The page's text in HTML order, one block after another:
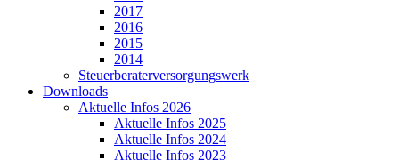
2017
2016
2015
2014
Steuerberaterversorgungswerk
Downloads
Aktuelle Infos 2026
Aktuelle Infos 2025
Aktuelle Infos 2024
Aktuelle Infos 2023